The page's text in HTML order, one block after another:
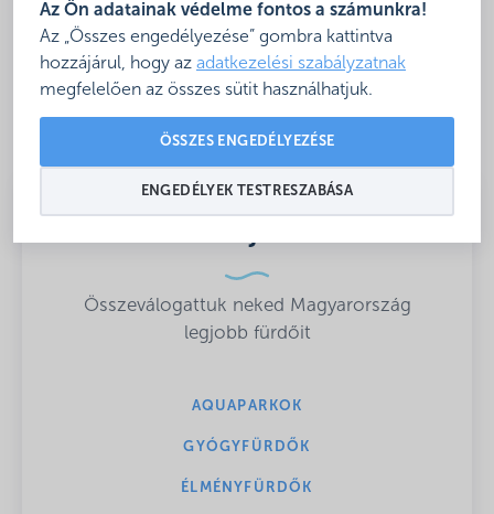
Az Ön adatainak védelme fontos a számunkra!
Az „Összes engedélyezése” gombra kattintva
hozzájárul, hogy az adatkezelési szabályzatnak
megfelelően az összes sütit használhatjuk.
ÖSSZES ENGEDÉLYEZÉSE
ENGEDÉLYEK TESTRESZABÁSA
Megosztás
Összeválogattuk neked Magyarország
legjobb fürdőit
AQUAPARKOK
GYÓGYFÜRDŐK
ÉLMÉNYFÜRDŐK